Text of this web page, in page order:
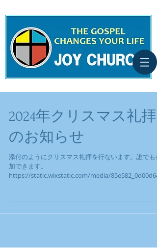
2024年クリスマス礼拝
のお知らせ
添付のようにクリスマス礼拝を行ないます。誰でも参
加できます。
https://static.wixstatic.com/media/